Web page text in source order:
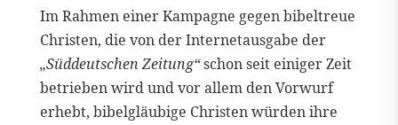
Im Rahmen einer Kampagne gegen bibeltreue
Christen, die von der Internetausgabe der
„Süddeutschen Zeitung“schon seit einiger Zeit
betrieben wird und vor allem den Vorwurf
erhebt, bibelgläubige Christen würden ihre